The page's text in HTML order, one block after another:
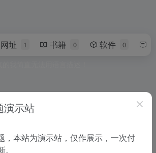
得已。
网址 1 书籍 0 软件 0
演示站
，本站为演示站，仅作展示，一次付